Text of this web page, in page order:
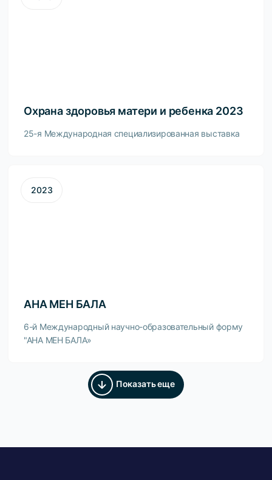
Охрана здоровья матери и ребенка 2023
25-я Международная специализированная выставка
2023
АНА МЕН БАЛА
6-й Международный научно-образовательный форму
"АНА МЕН БАЛА»
Показать еще